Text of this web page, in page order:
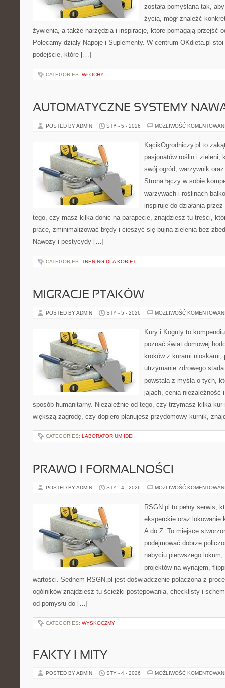
została pomyślana tak,
życia, mógł znaleźć
żywienia, a także narzędzia i inspiracje, które pomagają przejść
Polecamy działy Napoje i Suplementy. W centrum OKdieta.pl
podejście, które […]
CATEGORIES: WŁOCHY
AUTOMATYCZNE SYSTEMY
POSTED BY ADMIN STY - 5 - 2026 MOŻLIWOŚĆ
KącikOgrodniczy.pl to
pasjonatów roślin i zieleni,
swój ogród, warzywnik
Strona łączy w sobie
warzywach i roślinach
inspiruje do działania
tego, czy masz kilka donic na parapecie, znajdziesz tu treści,
pracę, zminimalizować błędy i cieszyć się bujną zielenią bez
Nawozy i pestycydy […]
CATEGORIES: TRENING DLA KOBIET
MIGRACJE PTAKÓW
POSTED BY ADMIN STY - 5 - 2026 MOŻLIWOŚĆ
Kury i Koguty to
poznać świat domowej
kroków z kurami
utrzymanie zdrowego
powstała z myślą o tych,
jajach, cenią niezależność
sposób humanitarny. Niezależnie od tego, czy trzymasz kilka kur
większą zagrodę, czy dopiero planujesz przydomowy kurnik,
CATEGORIES: LABORATORIUM IDEI
PRAWO I FORMALNOŚCI
POSTED BY ADMIN STY - 4 - 2026 MOŻLIWOŚĆ
RSGN.pl to pełny serwis,
eksperckie oraz lokowanie
A do Z. To miejsce
podejmować dobrze
nabyciu pierwszego
projektów na wynajem,
wartości. Sednem RSGN.pl jest doświadczenie połączona z
ogólników znajdziesz tu ścieżki postępowania, checklisty i
od pomysłu do […]
CATEGORIES: WYSKOCZMY
FAKTY I MITY
POSTED BY ADMIN STY - 4 - 2026 MOŻLIWOŚĆ